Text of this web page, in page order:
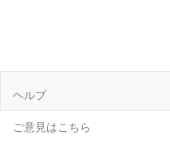
ヘルプ
ご意見はこちら